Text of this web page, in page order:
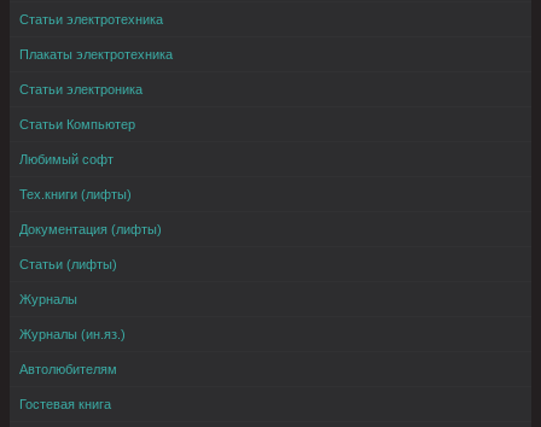
Статьи электротехника
Плакаты электротехника
Статьи электроника
Статьи Компьютер
Любимый софт
Тех.книги (лифты)
Документация (лифты)
Статьи (лифты)
Журналы
Журналы (ин.яз.)
Автолюбителям
Гостевая книга